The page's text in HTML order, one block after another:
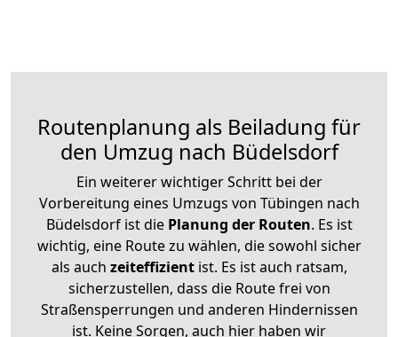
Routenplanung als Beiladung für
den Umzug nach Büdelsdorf
Ein weiterer wichtiger Schritt bei der
Vorbereitung eines Umzugs von Tübingen nach
Büdelsdorf ist diePlanung der Routen. Es ist
wichtig, eine Route zu wählen, die sowohl sicher
als auch zeiteffizientist. Es ist auch ratsam,
sicherzustellen, dass die Route frei von
Straßensperrungen und anderen Hindernissen
ist. Keine Sorgen, auch hier haben wir